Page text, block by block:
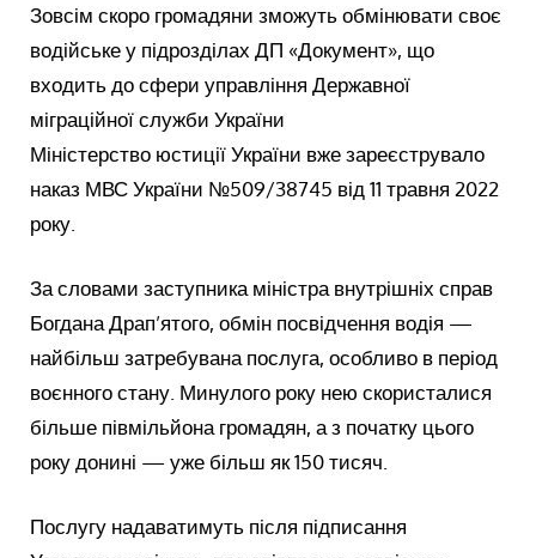
Зовсім скоро громадяни зможуть обмінювати своє
водійське у підрозділах ДП «Документ», що
входить до сфери управління Державної
міграційної служби України
Міністерство юстиції України вже зареєструвало
наказ МВС України №509/38745 від 11 травня 2022
року.
За словами заступника міністра внутрішніх справ
Богдана Драп’ятого, обмін посвідчення водія —
найбільш затребувана послуга, особливо в період
воєнного стану. Минулого року нею скористалися
більше півмільйона громадян, а з початку цього
року донині — уже більш як 150 тисяч.
Послугу надаватимуть після підписання